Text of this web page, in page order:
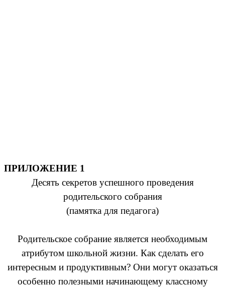
ПРИЛОЖЕНИЕ 1
Десять секретов успешного проведения
родительского собрания
(памятка для педагога)
Родительское собрание является необходимым
атрибутом школьной жизни. Как сделать его
интересным и продуктивным? Они могут оказаться
особенно полезными начинающему классному